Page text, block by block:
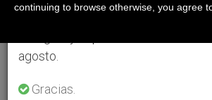
agosto.
Gracias.
continuing to browse otherwise, you agree